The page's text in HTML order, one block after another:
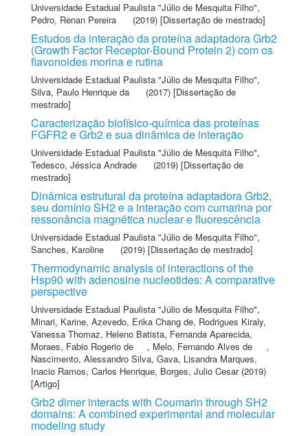
Universidade Estadual Paulista "Júlio de Mesquita Filho",
Pedro, Renan Pereira
(2019) [Dissertação de mestrado]
Estudos da interação da proteína adaptadora Grb2
(Growth Factor Receptor-Bound Protein 2) com os
flavonoides morina e rutina
Universidade Estadual Paulista "Júlio de Mesquita Filho",
Silva, Paulo Henrique da
(2017) [Dissertação de
mestrado]
Caracterização biofísico-química das proteínas
FGFR2 e Grb2 e sua dinâmica de interação
Universidade Estadual Paulista "Júlio de Mesquita Filho",
Tedesco, Jéssica Andrade
(2019) [Dissertação de
mestrado]
Dinâmica estrutural da proteína adaptadora Grb2,
seu domínio SH2 e a interação com cumarina por
ressonância magnética nuclear e fluorescência
Universidade Estadual Paulista "Júlio de Mesquita Filho",
Sanches, Karoline
(2019) [Dissertação de mestrado]
Thermodynamic analysis of interactions of the
Hsp90 with adenosine nucleotides: A comparative
perspective
Universidade Estadual Paulista "Júlio de Mesquita Filho",
Minari, Karine, Azevedo, Erika Chang de, Rodrigues Kiraly,
Vanessa Thomaz, Heleno Batista, Fernanda Aparecida,
Moraes, Fabio Rogerio de
, Melo, Fernando Alves de
,
Nascimento, Alessandro Silva, Gava, Lisandra Marques,
Inacio Ramos, Carlos Henrique, Borges, Julio Cesar(2019)
[Artigo]
Grb2 dimer interacts with Coumarin through SH2
domains: A combined experimental and molecular
modeling study